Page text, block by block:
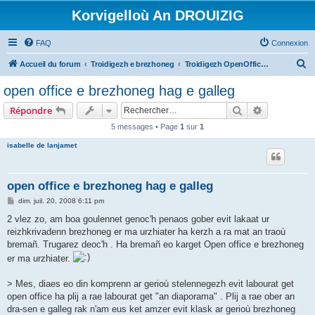
Korvigelloù An DROUIZIG
FAQ Connexion
Accueil du forum Troidigezh e brezhoneg Troidigezh OpenOffice.org e brezhoneg (1.1.x, 2.x ha 3.x)
open office e brezhoneg hag e galleg
Répondre Rechercher
5 messages • Page 1 sur 1
isabelle de lanjamet
open office e brezhoneg hag e galleg
M
s
a
g
dim. juil. 20, 2008 6:11 pm
2 vlez zo, am boa goulennet genoc'h penaos gober evit lakaat ur
reizhkrivadenn brezhoneg er ma urzhiater ha kerzh a ra mat an traoù
bremañ. Trugarez deoc'h . Ha bremañ eo karget Open office e brezhoneg
er ma urzhiater.
> Mes, diaes eo din komprenn ar gerioù stelennegezh evit labourat get
open office ha plij a rae labourat get "an diaporama" . Plij a rae ober an
dra-sen e galleg rak n'am eus ket amzer evit klask ar gerioù brezhoneg